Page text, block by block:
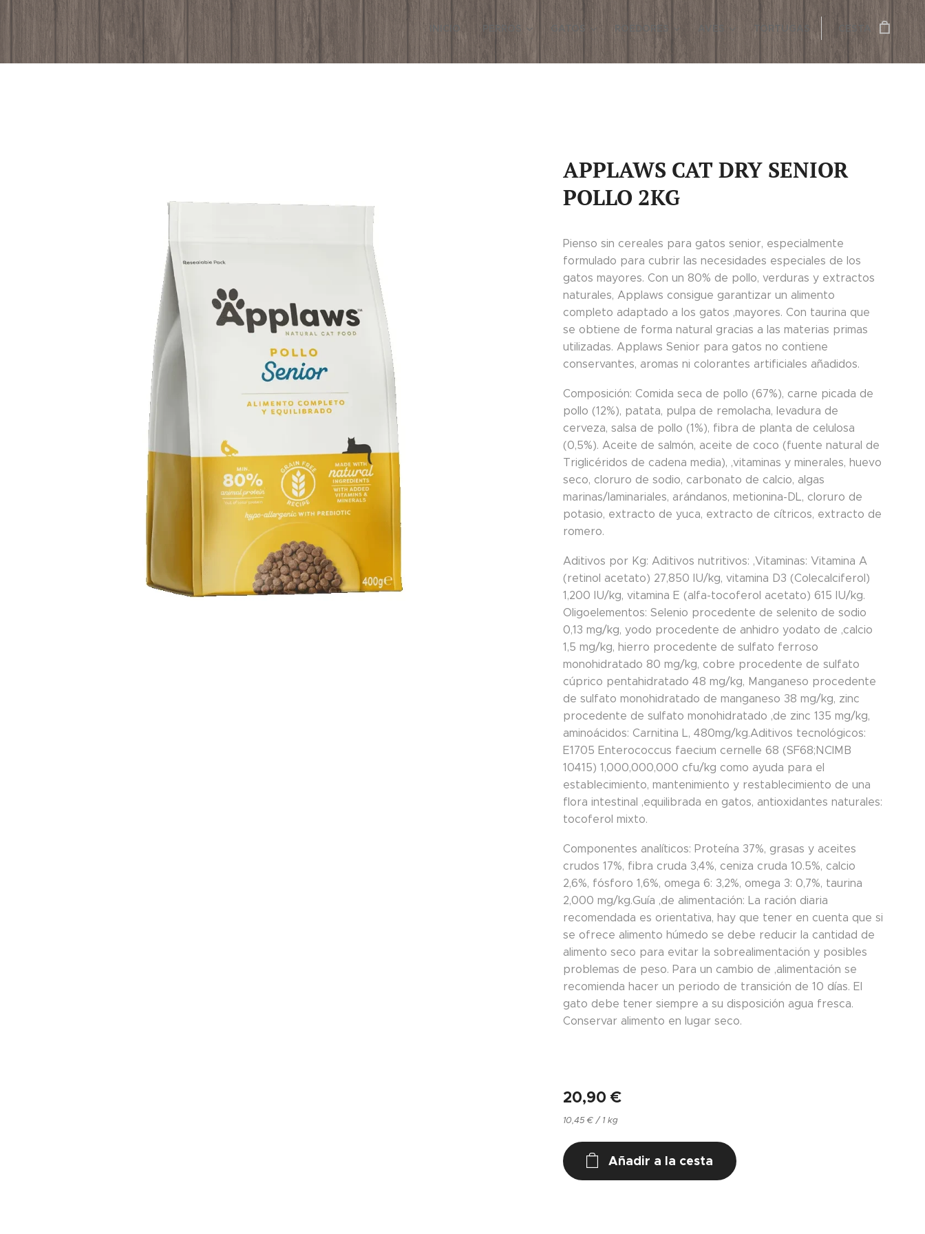
INICIO PERROS GATOS ROEDORES AVES TORTUGAS CESTA
APPLAWS CAT DRY SENIOR
POLLO 2KG
Pienso sin cereales para gatos senior, especialmente
formulado para cubrir las necesidades especiales de los
gatos mayores. Con un 80% de pollo, verduras y extractos
naturales, Applaws consigue garantizar un alimento
completo adaptado a los gatos ,mayores. Con taurina que
se obtiene de forma natural gracias a las materias primas
utilizadas. Applaws Senior para gatos no contiene
conservantes, aromas ni colorantes artificiales añadidos.
Composición: Comida seca de pollo (67%), carne picada de
pollo (12%), patata, pulpa de remolacha, levadura de
cerveza, salsa de pollo (1%), fibra de planta de celulosa
(0,5%). Aceite de salmón, aceite de coco (fuente natural de
Triglicéridos de cadena media), ,vitaminas y minerales, huevo
seco, cloruro de sodio, carbonato de calcio, algas
marinas/laminariales, arándanos, metionina-DL, cloruro de
potasio, extracto de yuca, extracto de cítricos, extracto de
romero.
Aditivos por Kg: Aditivos nutritivos: ,Vitaminas: Vitamina A
(retinol acetato) 27,850 IU/kg, vitamina D3 (Colecalciferol)
1,200 IU/kg, vitamina E (alfa-tocoferol acetato) 615 IU/kg.
Oligoelementos: Selenio procedente de selenito de sodio
0,13 mg/kg, yodo procedente de anhidro yodato de ,calcio
1,5 mg/kg, hierro procedente de sulfato ferroso
monohidratado 80 mg/kg, cobre procedente de sulfato
cúprico pentahidratado 48 mg/kg, Manganeso procedente
de sulfato monohidratado de manganeso 38 mg/kg, zinc
procedente de sulfato monohidratado ,de zinc 135 mg/kg,
aminoácidos: Carnitina L, 480mg/kg.Aditivos tecnológicos:
E1705 Enterococcus faecium cernelle 68 (SF68;NCIMB
10415) 1,000,000,000 cfu/kg como ayuda para el
establecimiento, mantenimiento y restablecimiento de una
flora intestinal ,equilibrada en gatos, antioxidantes naturales:
tocoferol mixto.
Componentes analíticos: Proteína 37%, grasas y aceites
crudos 17%, fibra cruda 3,4%, ceniza cruda 10.5%, calcio
2,6%, fósforo 1,6%, omega 6: 3,2%, omega 3: 0,7%, taurina
2,000 mg/kg.Guía ,de alimentación: La ración diaria
recomendada es orientativa, hay que tener en cuenta que si
se ofrece alimento húmedo se debe reducir la cantidad de
alimento seco para evitar la sobrealimentación y posibles
problemas de peso. Para un cambio de ,alimentación se
recomienda hacer un periodo de transición de 10 días. El
gato debe tener siempre a su disposición agua fresca.
Conservar alimento en lugar seco.
20,90 €
10,45 € / 1 kg
Añadir a la cesta